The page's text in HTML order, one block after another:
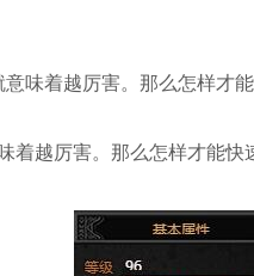
味着越厉害。那么怎样
越厉害。那么怎样才能